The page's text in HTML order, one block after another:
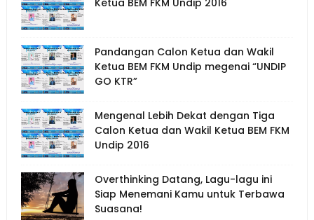
Ketua BEM FKM Undip 2016
Pandangan Calon Ketua dan Wakil
Ketua BEM FKM Undip megenai “UNDIP
GO KTR”
Mengenal Lebih Dekat dengan Tiga
Calon Ketua dan Wakil Ketua BEM FKM
Undip 2016
Overthinking Datang, Lagu-lagu ini
Siap Menemani Kamu untuk Terbawa
Suasana!